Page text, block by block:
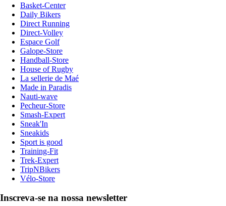
Basket-Center
Daily Bikers
Direct Running
Direct-Volley
Espace Golf
Galope-Store
Handball-Store
House of Rugby
La sellerie de Maé
Made in Paradis
Nauti-wave
Pecheur-Store
Smash-Expert
Sneak'In
Sneakids
Sport is good
Training-Fit
Trek-Expert
TripNBikers
Vélo-Store
Inscreva-se na nossa newsletter